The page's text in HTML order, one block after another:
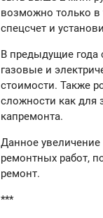
возможно только в
спецсчет и
В предыдущие года
газовые и
стоимости. Также
сложности как для
капремонта.
Данное
ремонтных работ,
ремонт.
***